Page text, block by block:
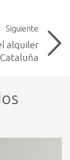
Siguiente
alquiler